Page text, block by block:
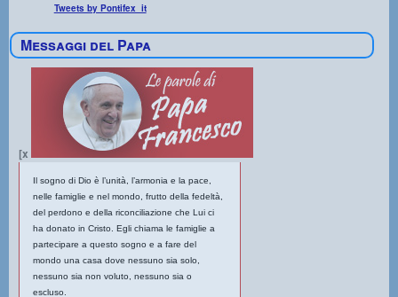
Tweets by Pontifex_it
Messaggi del Papa
[x
Il sogno di Dio è l’unità, l’armonia e la pace,
nelle famiglie e nel mondo, frutto della fedeltà,
del perdono e della riconciliazione che Lui ci
ha donato in Cristo. Egli chiama le famiglie a
partecipare a questo sogno e a fare del
mondo una casa dove nessuno sia solo,
nessuno sia non voluto, nessuno sia o
escluso.